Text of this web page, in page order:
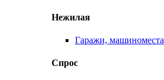
Нежилая
Гаражи, машиноместа
Спрос